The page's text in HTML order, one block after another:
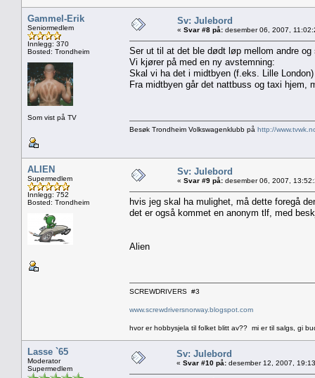
Gammel-Erik
Seniormedlem
Innlegg: 370
Bosted: Trondheim
Som vist på TV
Sv: Julebord
« Svar #8 på: desember 06, 2007,
Ser ut til at det ble dødt løp mellom andre og
Vi kjører på med en ny avstemning:
Skal vi ha det i midtbyen (f.eks. Lille
Fra midtbyen går det nattbuss og taxi hjem,
Besøk Trondheim Volkswagenklubb på http://
ALIEN
Supermedlem
Innlegg: 752
Bosted: Trondheim
Sv: Julebord
« Svar #9 på: desember 06, 2007,
hvis jeg skal ha mulighet, må dette foregå
det er også kommet en anonym tlf, med
Alien
SCREWDRIVERS #3
www.screwdriversnorway.blogspot.com
hvor er hobbysjela til folket blitt av?? mi er til salgs, gi
Lasse `65
Moderator
Supermedlem
Sv: Julebord
« Svar #10 på: desember 12, 2007,